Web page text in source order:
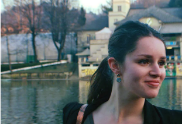
HALLSTATT
ENTSPANNT
ENTDECKT